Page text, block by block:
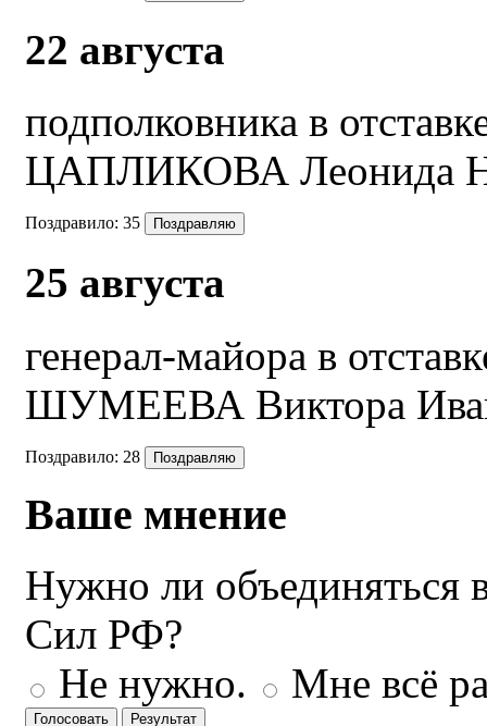
22 августа
подполковника в
ЦАПЛИКОВА Леонида
Поздравило: 35
25 августа
генерал-майора в
ШУМЕЕВА Виктора
Поздравило: 28
Ваше мнение
Нужно ли объединяться
Сил РФ?
Не нужно.
Мне всё